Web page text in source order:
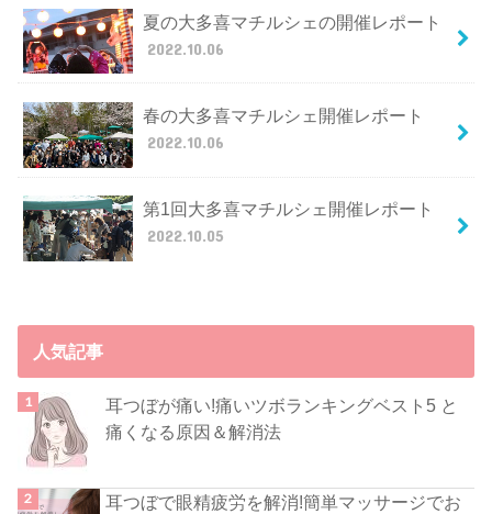
夏の大多喜マチルシェの開催レポート
2022.10.06
春の大多喜マチルシェ開催レポート
2022.10.06
第1回大多喜マチルシェ開催レポート
2022.10.05
人気記事
耳つぼが痛い!痛いツボランキングベスト5 と
痛くなる原因＆解消法
耳つぼで眼精疲労を解消!簡単マッサージでお